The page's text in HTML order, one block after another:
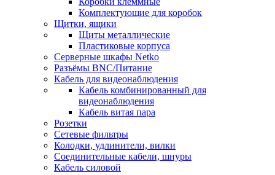
Комплектующие для коробок
Щитки, ящики
Щиты металлические
Пластиковые корпуса
Серверные шкафы Netko
Разъёмы BNC/Питание
Кабель для видеонаблюдения
Кабель комбинированный для
видеонаблюдения
Кабель витая пара
Розетки
Сетевые фильтры
Колодки, удлинители, вилки
Соединительные кабели, шнуры
Кабель силовой